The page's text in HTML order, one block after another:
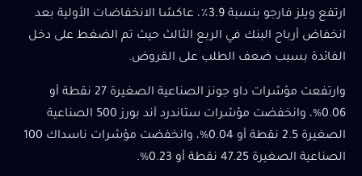
ارتفع ويلز فارجو بنسبة 3.9٪، عاكسًا الانخفاضات الأولية بعد
انخفاض أرباح البنك في الربع الثالث حيث تم الضغط على دخل
الفائدة بسبب ضعف الطلب على القروض.
وارتفعت مؤشرات داو جونز الصناعية الصغيرة 27 نقطة أو
0.06%، وانخفضت مؤشرات ستاندرد آند بورز 500 الصناعية
الصغيرة 2.5 نقطة أو 0.04%، وانخفضت مؤشرات ناسداك 100
الصناعية الصغيرة 47.25 نقطة أو 0.23%.